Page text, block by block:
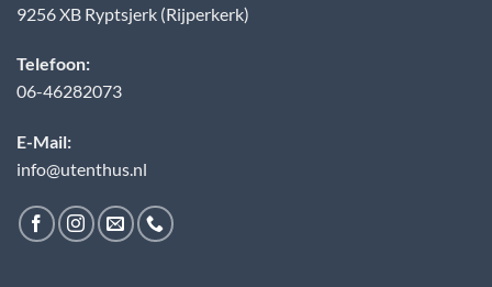
9256 XB Ryptsjerk (Rijperkerk)
Telefoon:
06-46282073
E-Mail:
info@utenthus.nl